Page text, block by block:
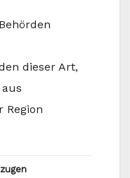
dieser Art,
Region